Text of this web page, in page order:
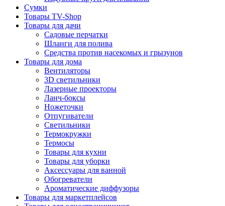
Сумки
Товары TV-Shop
Товары для дачи
Садовые перчатки
Шланги для полива
Средства против насекомых и грызунов
Товары для дома
Вентиляторы
3D светильники
Лазерные проекторы
Ланч-боксы
Ножеточки
Отпугиватели
Светильники
Термокружки
Термосы
Товары для кухни
Товары для уборки
Аксессуары для ванной
Обогреватели
Ароматические диффузоры
Товары для маркетплейсов